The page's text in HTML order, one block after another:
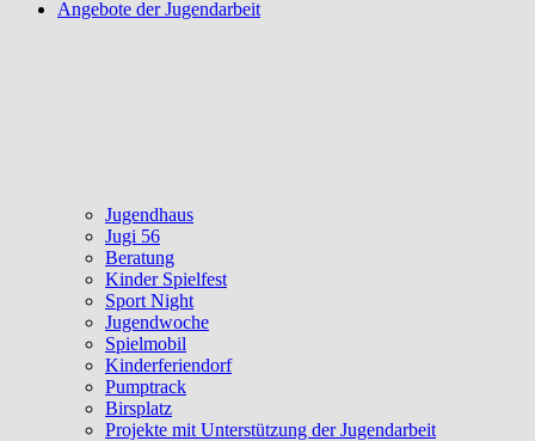
Angebote der Jugendarbeit
Jugendhaus
Jugi 56
Beratung
Kinder Spielfest
Sport Night
Jugendwoche
Spielmobil
Kinderferiendorf
Pumptrack
Birsplatz
Projekte mit Unterstützung der Jugendarbeit